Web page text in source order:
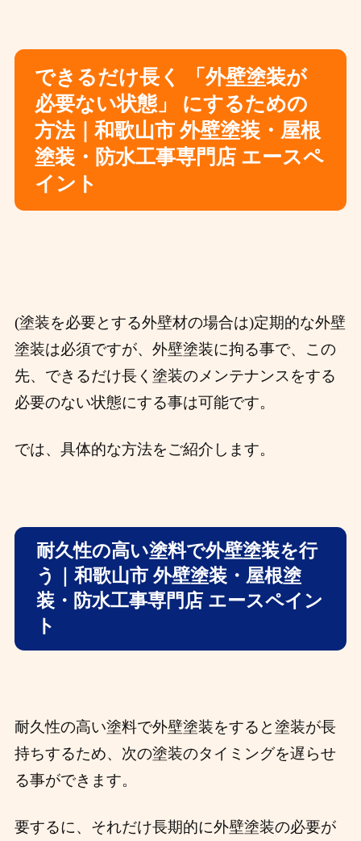
できるだけ長く 「外壁塗装が
必要ない状態」 にするための
方法｜和歌山市 外壁塗装・屋根
塗装・防水工事専門店 エースペ
イント
(塗装を必要とする外壁材の場合は)定期的な外壁
塗装は必須ですが、外壁塗装に拘る事で、この
先、できるだけ長く塗装のメンテナンスをする
必要のない状態にする事は可能です。
では、具体的な方法をご紹介します。
耐久性の高い塗料で外壁塗装を行
う｜和歌山市 外壁塗装・屋根塗
装・防水工事専門店 エースペイン
ト
耐久性の高い塗料で外壁塗装をすると塗装が長
持ちするため、次の塗装のタイミングを遅らせ
る事ができます。
要するに、それだけ長期的に外壁塗装の必要が